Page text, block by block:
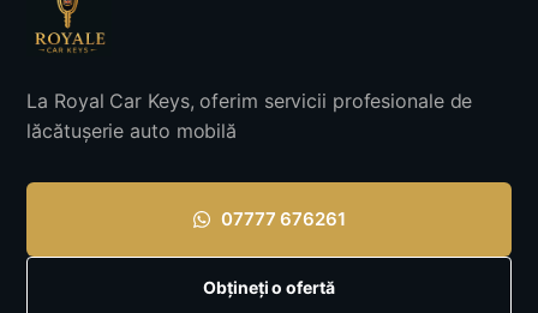
La Royal Car Keys, oferim servicii profesionale de
lăcătușerie auto mobilă
07777 676261
Obțineți o ofertă